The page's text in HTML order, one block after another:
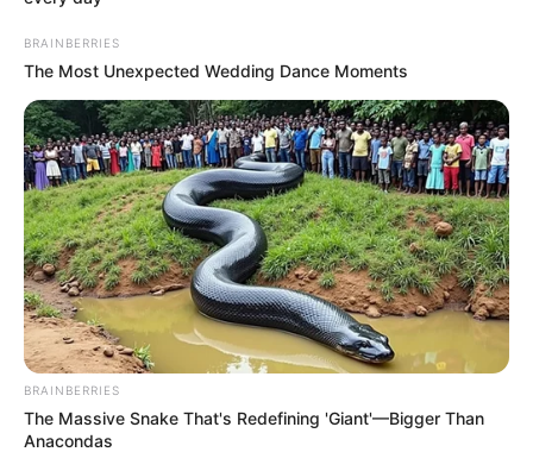
Про це йдеться на сторінці ГО Центр
Закарпатських розслідувань ЦЕЗАР.
Повідомляється, зокрема, що ужгородка
Олександра надіслала на пошту організації відео,
на якому видно, як чоловік із жінкою
вивантажують коробки з гуманітарною
допомогою.
BRAINBERRIES
The Most Unexpected Wedding Dance Moments
BRAINBERRIES
The Massive Snake That's Redefining 'Giant'—Bigger Than
Anacondas